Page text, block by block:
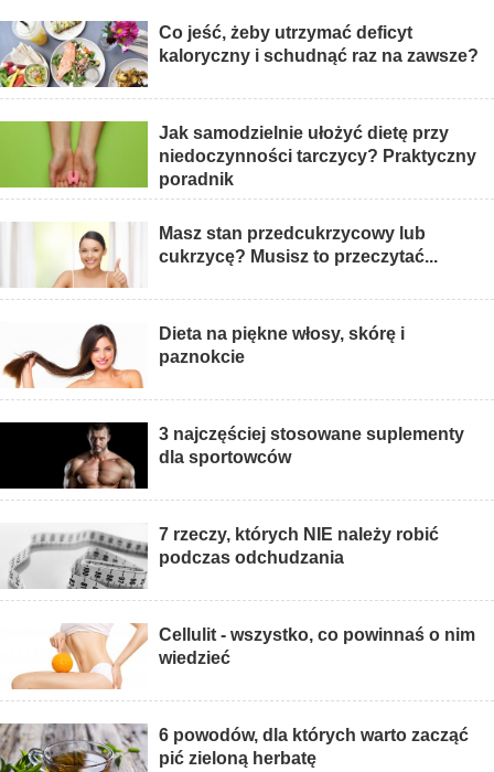
Co jeść, żeby utrzymać deficyt
kaloryczny i schudnąć raz na zawsze?
Jak samodzielnie ułożyć dietę przy
niedoczynności tarczycy? Praktyczny
poradnik
Masz stan przedcukrzycowy lub
cukrzycę? Musisz to przeczytać...
Dieta na piękne włosy, skórę i
paznokcie
3 najczęściej stosowane suplementy
dla sportowców
7 rzeczy, których NIE należy robić
podczas odchudzania
Cellulit - wszystko, co powinnaś o nim
wiedzieć
6 powodów, dla których warto zacząć
pić zieloną herbatę